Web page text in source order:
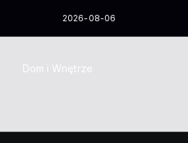
2026-08-06
Dom i Wnętrze